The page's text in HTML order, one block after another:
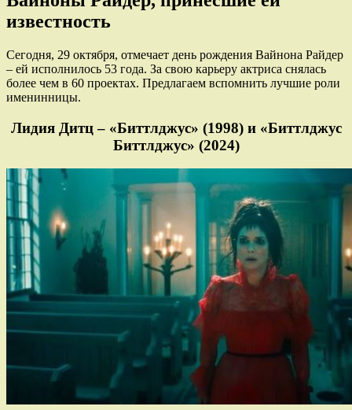
известность
Сегодня, 29 октября, отмечает день рождения Вайнона Райдер
– ей исполнилось 53 года. За свою карьеру актриса снялась
более чем в 60 проектах. Предлагаем вспомнить лучшие роли
именинницы.
Лидия Дитц – «Биттлджус» (1998) и «Биттлджус
Биттлджус» (2024)